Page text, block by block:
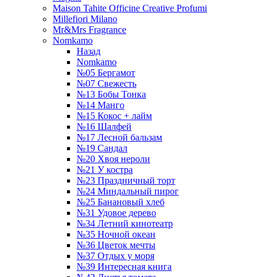
Maison Tahite Officine Creative Profumi
Millefiori Milano
Mr&Mrs Fragrance
Nomkamo
Назад
Nomkamo
№05 Бергамот
№07 Свежесть
№13 Бобы Тонка
№14 Манго
№15 Кокос + лайм
№16 Шалфей
№17 Лесной бальзам
№19 Сандал
№20 Хвоя нероли
№21 У костра
№23 Праздничный торт
№24 Миндальный пирог
№25 Банановый хлеб
№31 Удовое дерево
№34 Летний кинотеатр
№35 Ночной океан
№36 Цветок мечты
№37 Отдых у моря
№39 Интересная книга